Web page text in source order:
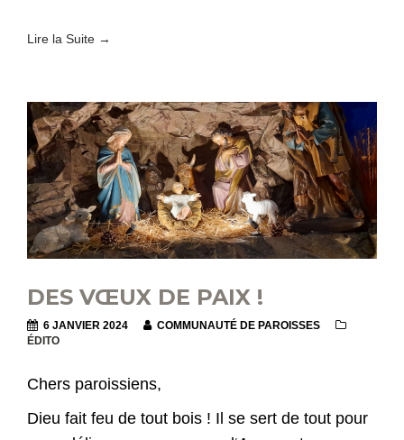
Lire la Suite →
DES VŒUX DE PAIX !
6 JANVIER 2024
COMMUNAUTÉ DE PAROISSES
ÉDITO
Chers paroissiens,
Dieu fait feu de tout bois ! Il se sert de tout pour